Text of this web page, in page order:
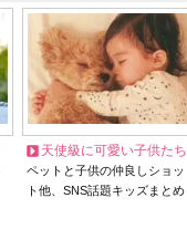
天使級に可愛い子供たち
ペットと子供の仲良しショッ
ト他、SNS話題キッズまとめ